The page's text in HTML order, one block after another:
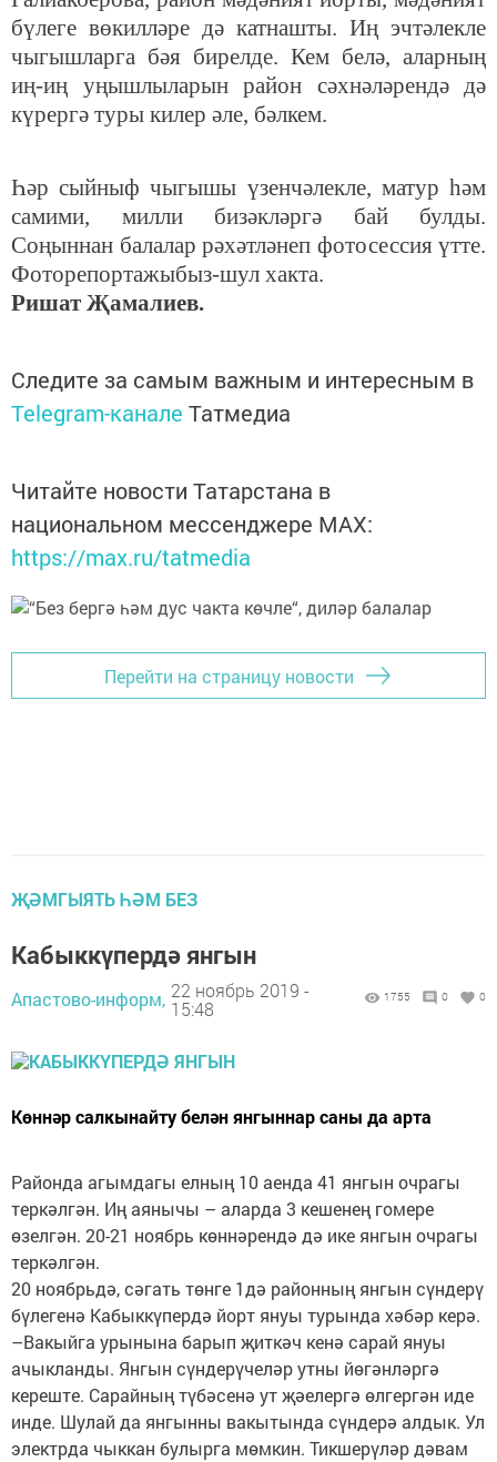
бүлеге вөкилләре дә катнашты. Иң эчтәлекле
чыгышларга бәя бирелде. Кем белә, аларның
иң-иң уңышлыларын район сәхнәләрендә дә
күрергә туры килер әле, бәлкем.
Һәр сыйныф чыгышы үзенчәлекле, матур һәм
самими, милли бизәкләргә бай булды.
Соңыннан балалар рәхәтләнеп фотосессия үтте.
Фоторепортажыбыз-шул хакта.
Ришат Җамалиев.
Следите за самым важным и интересным в
Telegram-канале Татмедиа
Читайте новости Татарстана в
национальном мессенджере MАХ:
https://max.ru/tatmedia
Перейти на страницу новости
ҖӘМГЫЯТЬ ҺӘМ БЕЗ
Кабыккүпердә янгын
Апастово-информ, 22 ноябрь 2019 -
15:48
1755 0 0
Көннәр салкынайту белән янгыннар саны да арта
Районда агымдагы елның 10 аенда 41 янгын очрагы
теркәлгән. Иң аянычы – аларда 3 кешенең гомере
өзелгән. 20-21 ноябрь көннәрендә дә ике янгын очрагы
теркәлгән.
20 ноябрьдә, сәгать төнге 1дә районның янгын сүндерү
бүлегенә Кабыккүпердә йорт януы турында хәбәр керә.
–Вакыйга урынына барып җиткәч кенә сарай януы
ачыкланды. Янгын сүндерүчеләр утны йөгәнләргә
кереште. Сарайның түбәсенә ут җәелергә өлгергән иде
инде. Шулай да янгынны вакытында сүндерә алдык. Ул
электрда чыккан булырга мөмкин. Тикшерүләр дәвам